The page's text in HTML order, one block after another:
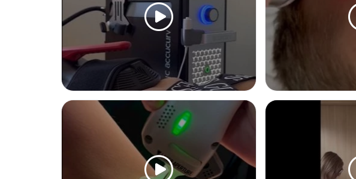
Homea Clinic je ambulantní pracoviště a proto zde provádíme pouze jednodenní
chirurgické výkony a drobnou plastickou chirurgii, jako je
plastika očních víček
Gynekologie, andrologie
Řešíme zde
estetické a zdravotní problémy žen i mužů v oblasti intimních
partiích. Provádíme laserovou léčbu stresové inkontinence, omlazení a
zesvětlování intimních partií.
Pracoviště lymfologie
Diagnóza a léčba onemocnění lymfatického systému. Pomocí manuální nebo
přístrojové lymfodrenáže, správně zvolených kompresí a péčí o kůži pomáháme s
redukcí a stabilizací otoků - lymfedému, lipedému.